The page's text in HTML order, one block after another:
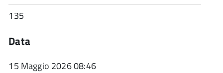
135
Data
15 Maggio 2026 08:46